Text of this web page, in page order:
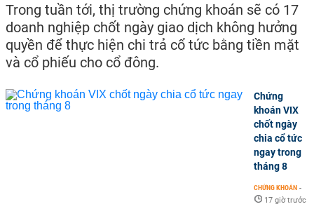
Trong tuần tới, thị trường chứng khoán sẽ có 17
doanh nghiệp chốt ngày giao dịch không hưởng
quyền để thực hiện chi trả cổ tức bằng tiền mặt
và cổ phiếu cho cổ đông.
Chứng
khoán VIX
chốt ngày
chia cổ tức
ngay trong
tháng 8
CHỨNG KHOÁN -
17 giờ trước